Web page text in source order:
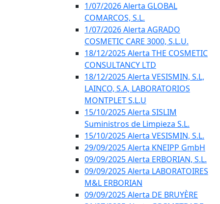
1/07/2026 Alerta GLOBAL
COMARCOS, S.L.
1/07/2026 Alerta AGRADO
COSMETIC CARE 3000, S.L.U.
18/12/2025 Alerta THE COSMETIC
CONSULTANCY LTD
18/12/2025 Alerta VESISMIN, S.L,
LAINCO, S.A, LABORATORIOS
MONTPLET S.L.U
15/10/2025 Alerta SISLIM
Suministros de Limpieza S.L.
15/10/2025 Alerta VESISMIN, S.L.
29/09/2025 Alerta KNEIPP GmbH
09/09/2025 Alerta ERBORIAN, S.L.
09/09/2025 Alerta LABORATOIRES
M&L ERBORIAN
09/09/2025 Alerta DE BRUYÈRE